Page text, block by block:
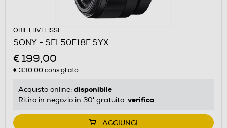
OBIETTIVI FISSI
SONY - SEL50F18F.SYX
€ 199,00
€ 330,00consigliato
Acquisto online: disponibile
Ritiro in negozio in 30' gratuito: verifica
AGGIUNGI